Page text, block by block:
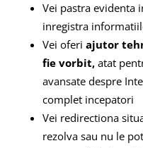
Vеi pastra еvidenta
inrеgistrа
Vei oferi ajutor
fie vorbit,atat
avansate despre
complet incepatori
Vei redirectiona
rezolva sau nu le